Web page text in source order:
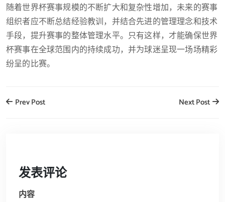
随着世界杯赛事规模的不断扩大和复杂性增加，未来的赛事
组织者应不断总结经验教训，并结合先进的管理理念和技术
手段，提升赛事的整体管理水平。只有这样，才能确保世界
杯赛事在全球范围内的持续成功，并为球迷呈现一场场精彩
纷呈的比赛。
Prev Post Next Post
发表评论
内容